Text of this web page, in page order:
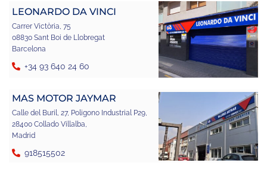
LEONARDO DA VINCI
Carrer Victòria, 75
08830 Sant Boi de Llobregat
Barcelona
+34 93 640 24 60
MAS MOTOR JAYMAR
Calle del Buril, 27, Poligono Industrial P29,
28400 Collado Villalba,
Madrid
918515502